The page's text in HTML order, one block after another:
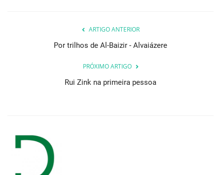
ARTIGO ANTERIOR
Por trilhos de Al-Baizir - Alvaiázere
PRÓXIMO ARTIGO
Rui Zink na primeira pessoa